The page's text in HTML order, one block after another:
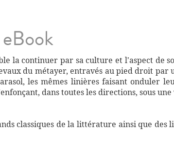
la continuer par sa culture et l'aspect de
du métayer, entravés au pied droit par
les mêmes linières faisant onduler
dans toutes les directions, sous
classiques de la littérature ainsi que des